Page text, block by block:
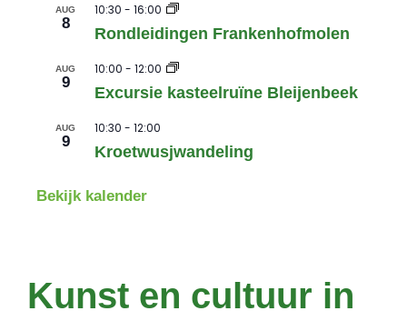
AUG
8
10:30 - 16:00
Rondleidingen Frankenhofmolen
AUG
9
10:00 - 12:00
Excursie kasteelruïne Bleijenbeek
AUG
9
10:30 - 12:00
Kroetwusjwandeling
Bekijk kalender
Kunst en cultuur in